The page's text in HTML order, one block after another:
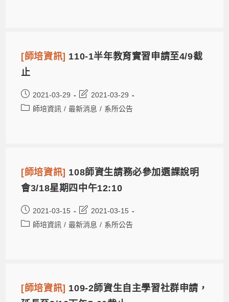
[師培資訊] 110-1半年教育實習申請至4/9截
止
2021-03-29
2021-03-29
師培資訊 / 最新消息 / 系所公告
[師培資訊] 108師資生請務必參加選課說明
會3/18星期四中午12:10
2021-03-15
2021-03-15
師培資訊 / 最新消息 / 系所公告
[師培資訊] 109-2師資生自主學習社群申請，